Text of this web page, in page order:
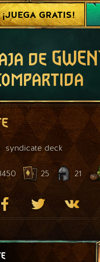
¡JUEGA GRATIS!
de GWENT
syndicate deck
25 21